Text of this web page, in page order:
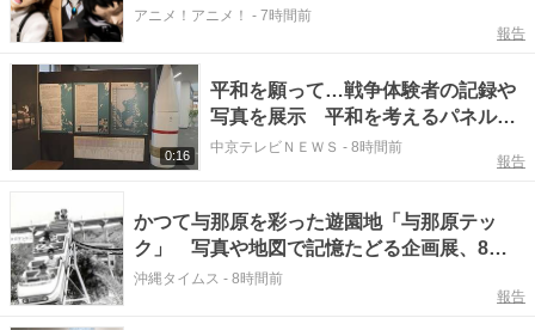
記念展の東京会場フォトレポートが到着
アニメ！アニメ！ - 7時間前
報告
0:16
平和を願って…戦争体験者の記録や
写真を展示 平和を考えるパネル
展 三重・熊野市
中京テレビＮＥＷＳ - 8時間前
報告
かつて与那原を彩った遊園地「与那原テッ
ク」 写真や地図で記憶たどる企画展、8月
19日に開催
沖縄タイムス - 8時間前
報告